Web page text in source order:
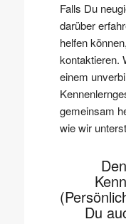
Falls Du
darüber
helfen
kontaktieren.
einem
gemeinsam
wie wir
Du